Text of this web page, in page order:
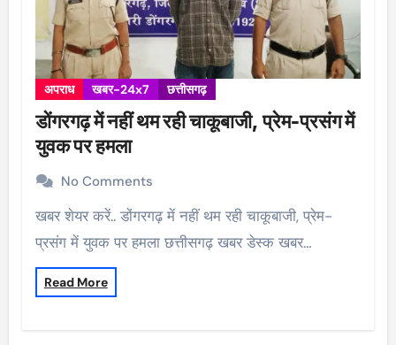
अपराध खबर-24x7 छत्तीसगढ़
डोंगरगढ़ में नहीं थम रही चाकूबाजी, प्रेम-प्रसंग में
युवक पर हमला
No Comments
खबर शेयर करें.. डोंगरगढ़ में नहीं थम रही चाकूबाजी, प्रेम-
प्रसंग में युवक पर हमला छत्तीसगढ़ खबर डेस्क खबर…
Read More